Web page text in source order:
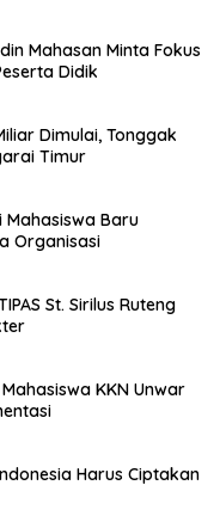
Mahasan Minta Fokus
Didik
Dimulai, Tonggak
Timur
Mahasiswa Baru
Organisasi
St. Sirilus Ruteng
KKN Unwar
Harus Ciptakan